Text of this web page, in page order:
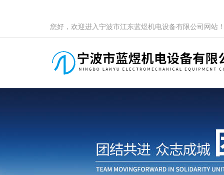
您好，欢迎进入宁波市江东蓝煜机电设备有限公司网站